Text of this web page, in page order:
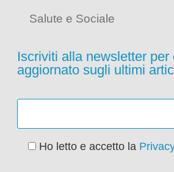
Salute e Sociale
Iscriviti alla newsletter per
aggiornato sugli ultimi
Ho letto e accetto la